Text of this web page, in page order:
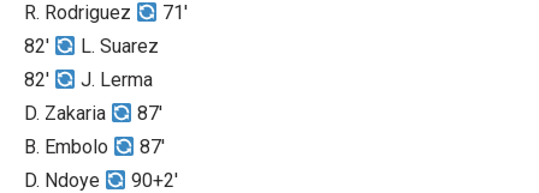
R. Rodriguez
71'
82'
L. Suarez
82'
J. Lerma
D. Zakaria
87'
B. Embolo
87'
D. Ndoye
90+2'